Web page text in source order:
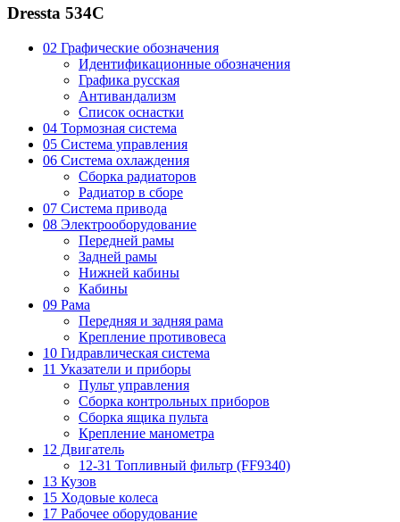
Dressta 534C
02 Графические обозначения
Идентификационные обозначения
Графика русская
Антивандализм
Список оснастки
04 Тормозная система
05 Система управления
06 Система охлаждения
Сборка радиаторов
Радиатор в сборе
07 Система привода
08 Электрооборудование
Передней рамы
Задней рамы
Нижней кабины
Кабины
09 Рама
Передняя и задняя рама
Крепление противовеса
10 Гидравлическая система
11 Указатели и приборы
Пульт управления
Сборка контрольных приборов
Сборка ящика пульта
Крепление манометра
12 Двигатель
12-31 Топливный фильтр (FF9340)
13 Кузов
15 Ходовые колеса
17 Рабочее оборудование